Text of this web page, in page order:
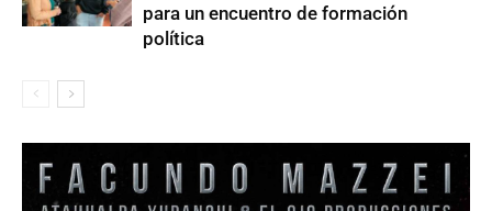
para un encuentro de formación
política